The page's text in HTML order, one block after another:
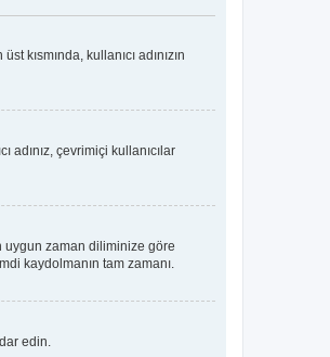
kısmında, kullanıcı adınızın
adınız, çevrimiçi kullanıcılar
uygun zaman diliminize göre
kaydolmanın tam zamanı.
edin.